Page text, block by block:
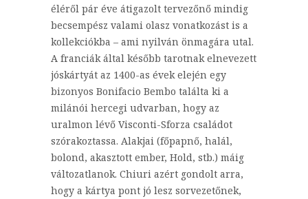
éléről pár éve átigazolt tervezőnő mindig
becsempész valami olasz vonatkozást is a
kollekciókba – ami nyilván önmagára utal.
A franciák által később tarotnak elnevezett
jóskártyát az 1400-as évek elején egy
bizonyos Bonifacio Bembo találta ki a
milánói hercegi udvarban, hogy az
uralmon lévő Visconti-Sforza családot
szórakoztassa. Alakjai (főpapnő, halál,
bolond, akasztott ember, Hold, stb.) máig
változatlanok. Chiuri azért gondolt arra,
hogy a kártya pont jó lesz sorvezetőnek,